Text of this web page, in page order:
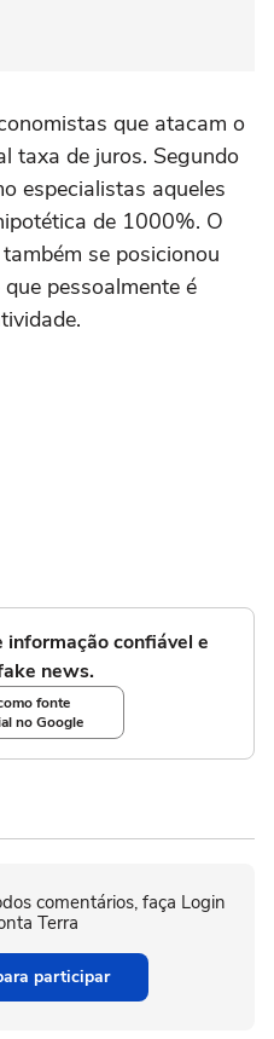
que atacam o
taxa de juros. Segundo
especialistas aqueles
de 1000%. O
se posicionou
pessoalmente é
informação confiável e
news.
fonte
no Google
comentários, faça Login
Terra
participar